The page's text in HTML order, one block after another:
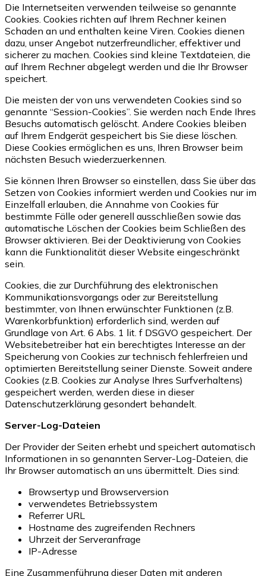
Die Internetseiten verwenden teilweise so genannte
Cookies. Cookies richten auf Ihrem Rechner keinen
Schaden an und enthalten keine Viren. Cookies dienen
dazu, unser Angebot nutzerfreundlicher, effektiver und
sicherer zu machen. Cookies sind kleine Textdateien, die
auf Ihrem Rechner abgelegt werden und die Ihr Browser
speichert.
Die meisten der von uns verwendeten Cookies sind so
genannte “Session-Cookies”. Sie werden nach Ende Ihres
Besuchs automatisch gelöscht. Andere Cookies bleiben
auf Ihrem Endgerät gespeichert bis Sie diese löschen.
Diese Cookies ermöglichen es uns, Ihren Browser beim
nächsten Besuch wiederzuerkennen.
Sie können Ihren Browser so einstellen, dass Sie über das
Setzen von Cookies informiert werden und Cookies nur im
Einzelfall erlauben, die Annahme von Cookies für
bestimmte Fälle oder generell ausschließen sowie das
automatische Löschen der Cookies beim Schließen des
Browser aktivieren. Bei der Deaktivierung von Cookies
kann die Funktionalität dieser Website eingeschränkt
sein.
Cookies, die zur Durchführung des elektronischen
Kommunikationsvorgangs oder zur Bereitstellung
bestimmter, von Ihnen erwünschter Funktionen (z.B.
Warenkorbfunktion) erforderlich sind, werden auf
Grundlage von Art. 6 Abs. 1 lit. f DSGVO gespeichert. Der
Websitebetreiber hat ein berechtigtes Interesse an der
Speicherung von Cookies zur technisch fehlerfreien und
optimierten Bereitstellung seiner Dienste. Soweit andere
Cookies (z.B. Cookies zur Analyse Ihres Surfverhaltens)
gespeichert werden, werden diese in dieser
Datenschutzerklärung gesondert behandelt.
Server-Log-Dateien
Der Provider der Seiten erhebt und speichert automatisch
Informationen in so genannten Server-Log-Dateien, die
Ihr Browser automatisch an uns übermittelt. Dies sind:
Browsertyp und Browserversion
verwendetes Betriebssystem
Referrer URL
Hostname des zugreifenden Rechners
Uhrzeit der Serveranfrage
IP-Adresse
Eine Zusammenführung dieser Daten mit anderen